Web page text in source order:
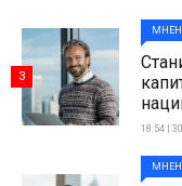
18:54 |
3